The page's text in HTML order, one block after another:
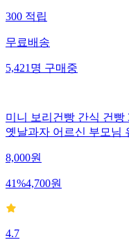
300적립
무료배송
5,421명구매중
미니 보리건빵 간식 건빵
옛날과자 어르신 부모님
8,000원
41%4,700원
4.7